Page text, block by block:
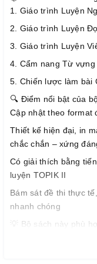
1. Giáo trình Luyện
2. Giáo trình Luyện
3. Giáo trình Luyện
4. Cẩm nang Từ vựng
5. Chiến lược làm bài
🔍 Điểm nổi bật của
Cập nhật theo format
Thiết kế hiện đại, in
chắc chắn – xứng
Có giải thích bằng
luyện TOPIK II
Bám sát đề thi thực
nhanh chóng
💡 Bộ sách này phù
✔️ Học viên đang học